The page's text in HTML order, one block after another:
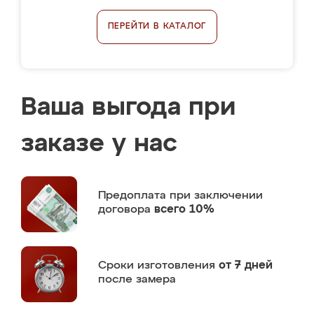
ПЕРЕЙТИ В КАТАЛОГ
Ваша выгода при
заказе у нас
Предоплата при заключении
договора всего 10%
Сроки изготовления от 7 дней
после замера